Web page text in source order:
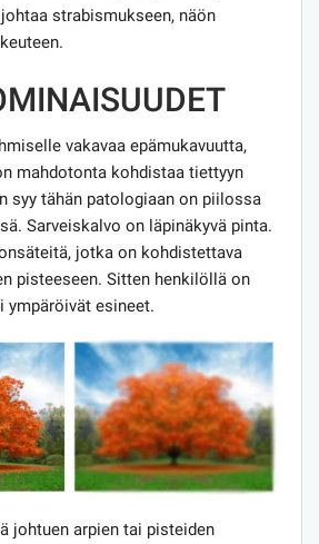
strabismukseen, näön
vakavaa epämukavuutta,
mahdotonta kohdistaa tiettyyn
syy tähän patologiaan on piilossa
Sarveiskalvo on läpinäkyvä pinta.
jotka on kohdistettava
pisteeseen. Sitten henkilöllä on
ympäröivät esineet.
johtuen arpien tai pisteiden